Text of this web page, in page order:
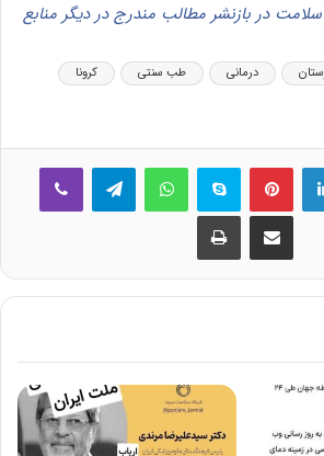
در بازنشر مطالب مندرج در دیگر منابع
درمانی طب سنتی
کرونا
لینکدین ‫پین‌ترست اسکایپ واتس آپ
اشتراک گذاری از طریق ایمیل چاپ